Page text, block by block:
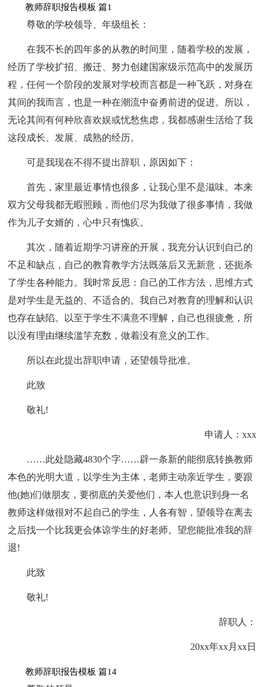
教师辞职报告模板 篇1
尊敬的学校领导、年级组长：
在我不长的四年多的从教的时间里，随着学校的发展，
经历了学校扩招、搬迁、努力创建国家级示范高中的发展历
程，任何一个阶段的发展对学校而言都是一种飞跃，对身在
其间的我而言，也是一种在潮流中奋勇前进的促进。所以，
无论其间有何种欣喜欢娱或忧愁焦虑，我都感谢生活给了我
这段成长、发展、成熟的经历。
可是我现在不得不提出辞职，原因如下：
首先，家里最近事情也很多，让我心里不是滋味。本来
双方父母我都无暇照顾，而他们尽为我做了很多事情，我做
作为儿子女婿的，心中只有愧疚。
其次，随着近期学习讲座的开展，我充分认识到自己的
不足和缺点，自己的教育教学方法既落后又无新意，还扼杀
了学生各种能力。我时常反思：自己的工作方法，思维方式
是对学生是无益的、不适合的。我自己对教育的理解和认识
也存在缺陷。以至于学生不满意不理解，自己也很疲惫，所
以没有理由继续滥竽充数，做着没有意义的工作。
所以在此提出辞职申请，还望领导批准。
此致
敬礼!
申请人：xxx
……此处隐藏4830个字……辟一条新的能彻底转换教师
本色的光明大道，以学生为主体，老师主动亲近学生，要跟
他(她)们做朋友，要彻底的关爱他们，本人也意识到身一名
教师这样做很对不起自己的学生，人各有智，望领导在离去
之后找一个比我更会体谅学生的好老师。望您能批准我的辞
退!
此致
敬礼!
辞职人：
20xx年xx月xx日
教师辞职报告模板 篇14